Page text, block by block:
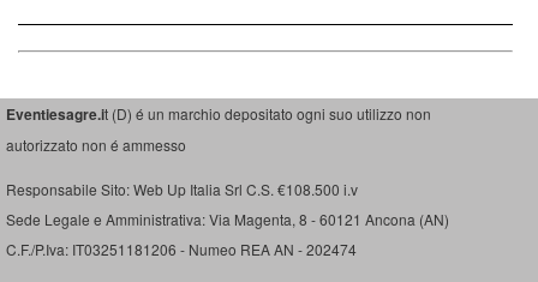
Eventiesagre.it (D) é un marchio depositato ogni suo utilizzo non
autorizzato non é ammesso
Responsabile Sito: Web Up Italia Srl C.S. €108.500 i.v
Sede Legale e Amministrativa: Via Magenta, 8 - 60121 Ancona (AN)
C.F./P.Iva: IT03251181206 - Numeo REA AN - 202474